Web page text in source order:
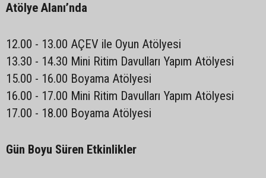
Atölye Alanı’nda
12.00 - 13.00 AÇEV ile Oyun Atölyesi
13.30 - 14.30 Mini Ritim Davulları Yapım Atölyesi
15.00 - 16.00 Boyama Atölyesi
16.00 - 17.00 Mini Ritim Davulları Yapım Atölyesi
17.00 - 18.00 Boyama Atölyesi
Gün Boyu Süren Etkinlikler